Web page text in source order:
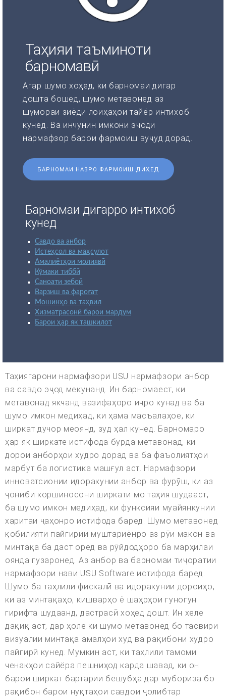
Таҳияи таъминоти
барномавӣ
Агар шумо хоҳед, ки барномаи дигар
дошта бошед, шумо метавонед аз
шумораи зиёди лоиҳаҳои тайёр интихоб
кунед. Ва инчунин имкони эҷоди
нармафзор барои фармоиш вуҷуд дорад.
БАРНОМАИ НАВРО ФАРМОИШ ДИҲЕД
Барномаи дигарро интихоб
кунед
Савдо ва анбор
Истеҳсол ва маҳсулот
Амалиётҳои молиявӣ
Кӯмаки тиббӣ
Саноати зебоӣ
Варзиш ва фароғат
Мошинҳо ва таҳвил
Хизматрасонӣ барои мардум
Барои ҳар як ташкилот
Таҳиягарони нармафзори USU нармафзори анбор
ва савдо эҷод мекунанд. Ин барномаест, ки
метавонад якчанд вазифаҳоро иҷро кунад ва ба
шумо имкон медиҳад, ки ҳама масъалаҳое, ки
ширкат дучор меоянд, зуд ҳал кунед. Барномаро
ҳар як ширкате истифода бурда метавонад, ки
дорои анборҳои худро дорад ва ба фаъолиятҳои
марбут ба логистика машғул аст. Нармафзори
инноватсионии идоракунии анбор ва фурӯш, ки аз
ҷониби коршиносони ширкати мо таҳия шудааст,
ба шумо имкон медиҳад, ки функсияи муайянкунии
харитаи ҷаҳонро истифода баред. Шумо метавонед
қобилияти пайгирии муштариёнро аз рӯи макон ва
минтақа ба даст оред ва рӯйдодҳоро ба марҳилаи
оянда гузаронед. Аз анбор ва барномаи тиҷоратии
нармафзори нави USU Software истифода баред.
Шумо ба таҳлили фискалӣ ва идоракунии дороиҳо,
ки аз минтақаҳо, кишварҳо ё шаҳрҳои гуногун
гирифта шудаанд, дастрасӣ хоҳед дошт. Ин хеле
дақиқ аст, дар ҳоле ки шумо метавонед бо тасвири
визуалии минтақа амалҳои худ ва рақибони худро
пайгирӣ кунед. Мумкин аст, ки таҳлили тамоми
ченакҳои сайёра пешниҳод карда шавад, ки он
барои ширкат бартарии бешубҳа дар мубориза бо
рақибон барои нуқтаҳои савдои ҷолибтар